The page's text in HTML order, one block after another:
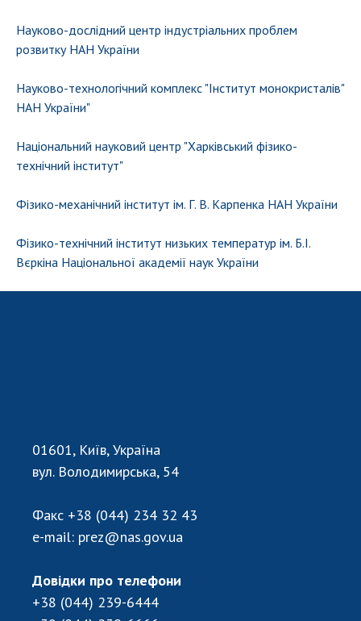
Науково-дослідний центр індустріальних проблем
розвитку НАН України
Науково-технологічний комплекс "Інститут монокристалів"
НАН України"
Національний науковий центр "Харкiвський фiзико-
технiчний інститут"
Фізико-механічний інститут ім. Г. В. Карпенка НАН України
Фізико-технічний інститут низьких температур ім. Б.І.
Вєркіна Національної академії наук України
01601, Київ, Україна
вул. Володимирська, 54
Факс +38 (044) 234 32 43
e-mail: prez@nas.gov.ua
Довідки про телефони
+38 (044) 239-6444